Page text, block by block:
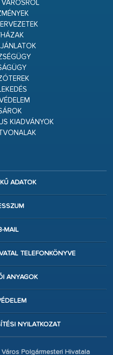
VÁROSRÓL
KIADVÁNYOK
ADATOK
MAIL
TELEFONKÖNYVE
ANYAGOK
NYILATKOZAT
Polgármesteri Hivatala